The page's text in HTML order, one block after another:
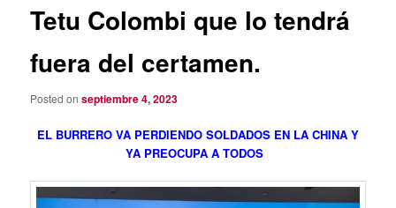
Tetu Colombi que lo tendrá
fuera del certamen.
Posted onseptiembre 4, 2023
EL BURRERO VA PERDIENDO SOLDADOS EN LA CHINA Y
YA PREOCUPA A TODOS